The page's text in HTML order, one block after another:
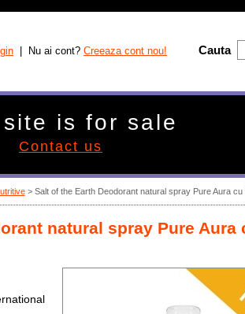
> Salt of the Earth Deodorant natural spray Pure Aura cu
natural spray Pure Aura
| Nu ai cont? Creeaza cont nou! Cauta
is for sale
Contact us